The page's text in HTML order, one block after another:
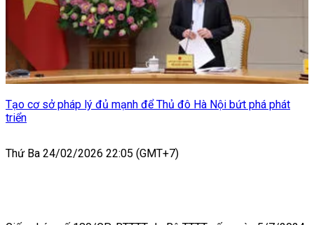
Tạo cơ sở pháp lý đủ mạnh để Thủ đô Hà Nội bứt phá phát
triển
Thứ Ba 24/02/2026 22:05 (GMT+7)